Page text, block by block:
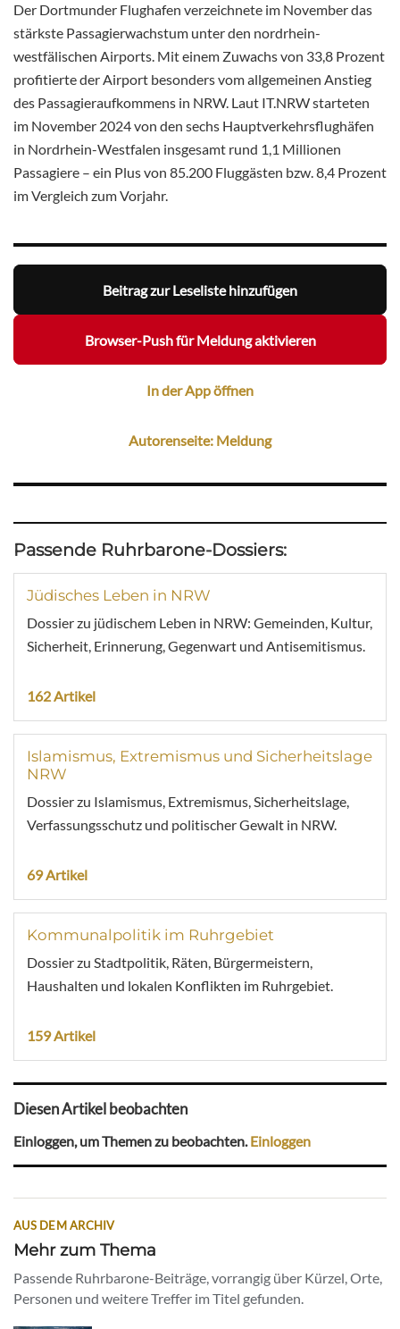
Der Dortmunder Flughafen verzeichnete im November das
stärkste Passagierwachstum unter den nordrhein-
westfälischen Airports. Mit einem Zuwachs von 33,8 Prozent
profitierte der Airport besonders vomallgemeinen Anstieg
des Passagieraufkommens in NRW. Laut IT.NRW starteten
im November 2024 von den sechs Hauptverkehrsflughäfen
in Nordrhein-Westfalen insgesamt rund 1,1 Millionen
Passagiere – ein Plus von 85.200 Fluggästen bzw. 8,4 Prozent
im Vergleich zum Vorjahr.
Beitrag zur Leseliste hinzufügen
Browser-Push für Meldung aktivieren
In der App öffnen
Autorenseite: Meldung
Passende Ruhrbarone-Dossiers:
Jüdisches Leben in NRW
Dossier zu jüdischem Leben in NRW: Gemeinden, Kultur,
Sicherheit, Erinnerung, Gegenwart und Antisemitismus.
162 Artikel
Islamismus, Extremismus und Sicherheitslage
NRW
Dossier zu Islamismus, Extremismus, Sicherheitslage,
Verfassungsschutz und politischer Gewalt in NRW.
69 Artikel
Kommunalpolitik im Ruhrgebiet
Dossier zu Stadtpolitik, Räten, Bürgermeistern,
Haushalten und lokalen Konflikten im Ruhrgebiet.
159 Artikel
Diesen Artikel beobachten
Einloggen, um Themen zu beobachten. Einloggen
AUS DEM ARCHIV
Mehr zum Thema
Passende Ruhrbarone-Beiträge, vorrangig über Kürzel, Orte,
Personen und weitere Treffer im Titel gefunden.